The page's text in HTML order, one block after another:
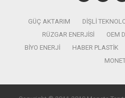
GÜÇ AKTARIM DIŞLI
RÜZGAR ENERJISI
OEM
BIYO ENERJI
HABER PLASTIK